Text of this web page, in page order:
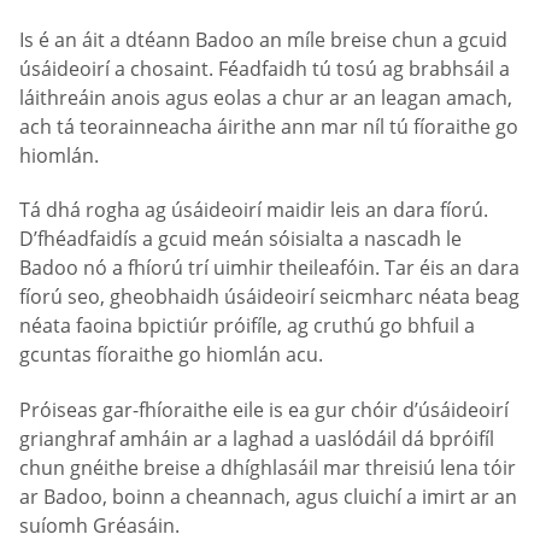
Is é an áit a dtéann Badoo an míle breise chun a gcuid
úsáideoirí a chosaint. Féadfaidh tú tosú ag brabhsáil a
láithreáin anois agus eolas a chur ar an leagan amach,
ach tá teorainneacha áirithe ann mar níl tú fíoraithe go
hiomlán.
Tá dhá rogha ag úsáideoirí maidir leis an dara fíorú.
D’fhéadfaidís a gcuid meán sóisialta a nascadh le
Badoo nó a fhíorú trí uimhir theileafóin. Tar éis an dara
fíorú seo, gheobhaidh úsáideoirí seicmharc néata beag
néata faoina bpictiúr próifíle, ag cruthú go bhfuil a
gcuntas fíoraithe go hiomlán acu.
Próiseas gar-fhíoraithe eile is ea gur chóir d’úsáideoirí
grianghraf amháin ar a laghad a uaslódáil dá bpróifíl
chun gnéithe breise a dhíghlasáil mar threisiú lena tóir
ar Badoo, boinn a cheannach, agus cluichí a imirt ar an
suíomh Gréasáin.